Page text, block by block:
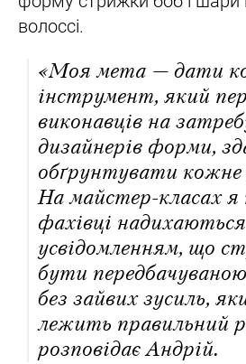
волоссі.
«Моя мета — дати
інструмент, який
виконавців на
дизайнерів форми,
обґрунтувати кожне
На майстер-класах я
фахівці надихаються
усвідомленням, що
бути
без зайвих зусиль,
лежить правильний
розповідає Андрій.